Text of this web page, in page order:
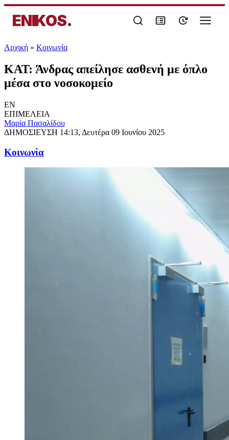
ENIKOS.
Αρχική » Κοινωνία
ΚΑΤ: Άνδρας απείλησε ασθενή με όπλο
μέσα στο νοσοκομείο
EN
ΕΠΙΜΕΛΕΙΑ
Μαρία Πασαλίδου
ΔΗΜΟΣΙΕΥΣΗ 14:13, Δευτέρα 09 Ιουνίου 2025
Κοινωνία